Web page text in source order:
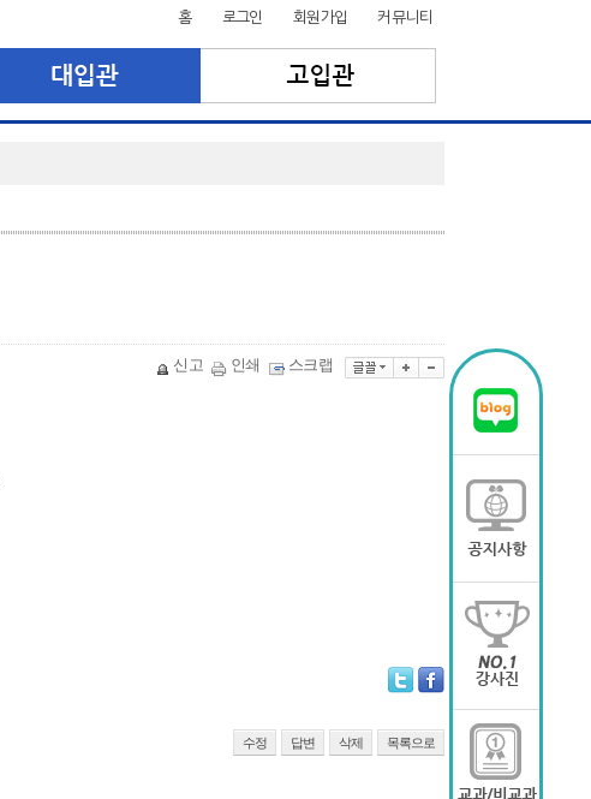
홈 로그인 회원가입 커뮤니티
신고 인쇄 스크랩
수정 답변 삭제 목록으로